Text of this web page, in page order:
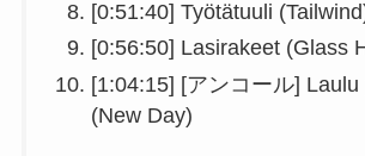
[0:51:40] Työtätuuli
[0:56:50] Lasirakeet (Glass
[1:04:15] [アンコール] Laulu
(New Day)